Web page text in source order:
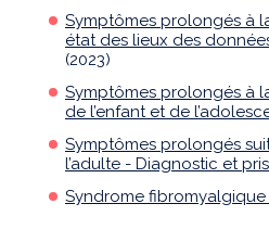
Symptômes prolongés à
état des lieux des
(2023)
Symptômes prolongés à
de l’enfant et de
Symptômes prolongés
l’adulte - Diagnostic et
Syndrome